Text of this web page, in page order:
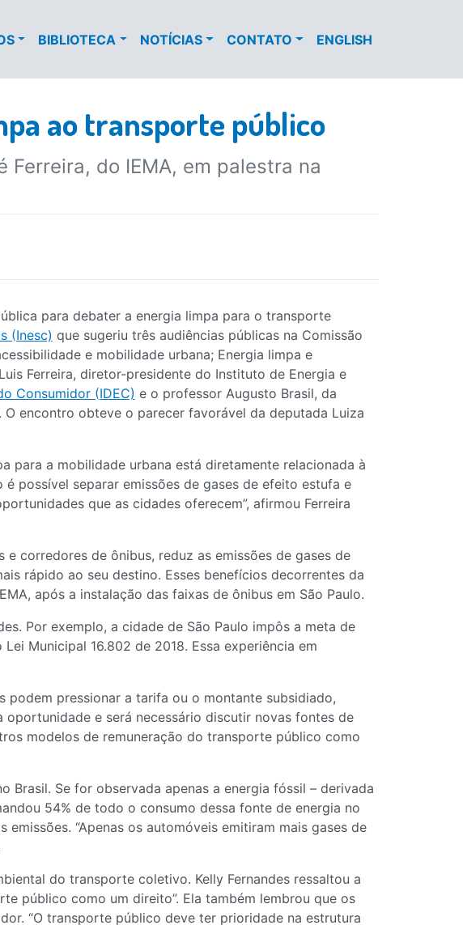
BIBLIOTECA NOTÍCIAS CONTATO ENGLISH
ao transporte público
Ferreira, do IEMA, em palestra na
para debater a energia limpa para o transporte
(Inesc) que sugeriu três audiências públicas na Comissão
e mobilidade urbana; Energia limpa e
Ferreira, diretor-presidente do Instituto de Energia e
Consumidor (IDEC) e o professor Augusto Brasil, da
encontro obteve o parecer favorável da deputada Luiza
para a mobilidade urbana está diretamente relacionada à
possível separar emissões de gases de efeito estufa e
que as cidades oferecem”, afirmou Ferreira
corredores de ônibus, reduz as emissões de gases de
rápido ao seu destino. Esses benefícios decorrentes da
após a instalação das faixas de ônibus em São Paulo.
Por exemplo, a cidade de São Paulo impôs a meta de
Municipal 16.802 de 2018. Essa experiência em
pressionar a tarifa ou o montante subsidiado,
e será necessário discutir novas fontes de
modelos de remuneração do transporte público como
Brasil. Se for observada apenas a energia fóssil – derivada
54% de todo o consumo dessa fonte de energia no
“Apenas os automóveis emitiram mais gases de
do transporte coletivo. Kelly Fernandes ressaltou a
público como um direito”. Ela também lembrou que os
“O transporte público deve ter prioridade na estrutura